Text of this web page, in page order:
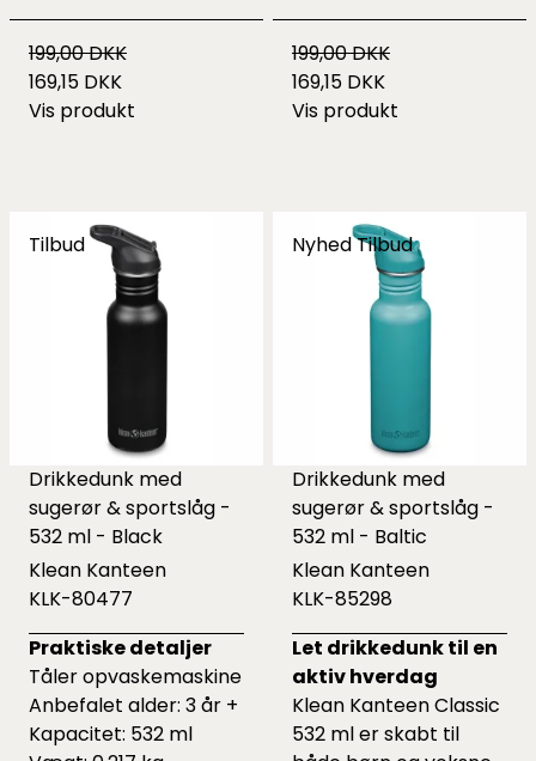
199,00 DKK
169,15 DKK
Vis produkt
199,00 DKK
169,15 DKK
Vis produkt
Tilbud
Drikkedunk med
sugerør & sportslåg -
532 ml - Black
Klean Kanteen
KLK-80477
Praktiske detaljer
Tåler opvaskemaskine
Anbefalet alder: 3 år +
Kapacitet: 532 ml
NyhedTilbud
Drikkedunk med
sugerør & sportslåg -
532 ml - Baltic
Klean Kanteen
KLK-85298
Let drikkedunk til en
aktiv hverdag
Klean Kanteen Classic
532 ml er skabt til